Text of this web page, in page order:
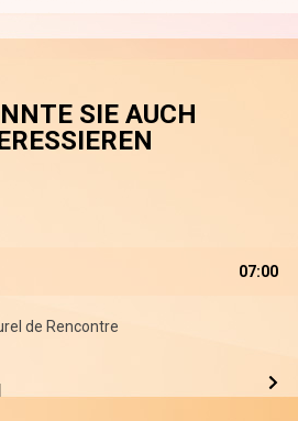
SIE AUCH
07:00
de Rencontre